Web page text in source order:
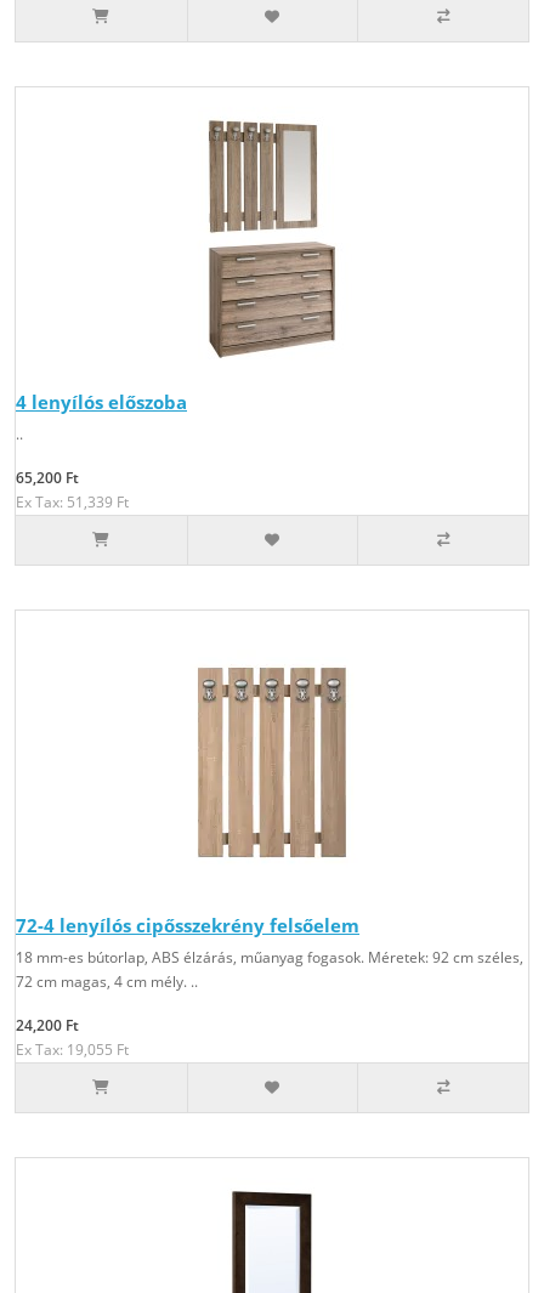
4 lenyílós előszoba
..
65,200 Ft
Ex Tax: 51,339 Ft
72-4 lenyílós cipősszekrény felsőelem
18 mm-es bútorlap, ABS élzárás, műanyag fogasok. Méretek: 92 cm széles,
72 cm magas, 4 cm mély. ..
24,200 Ft
Ex Tax: 19,055 Ft